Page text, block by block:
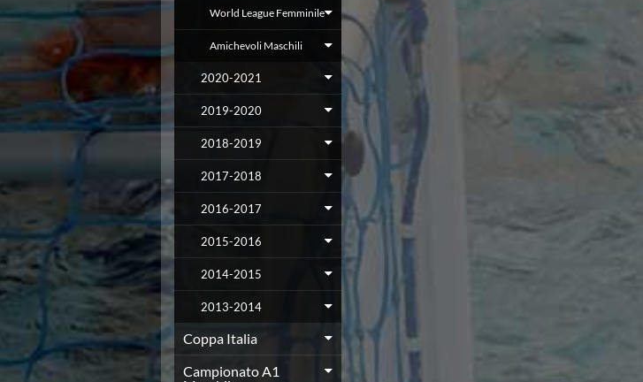
Flash News
Waterpolo Channel
Tuffi
Eventi
Norme e documenti
Risultati e Classifiche
Azzurri
News
Flash News
Artistico
Eventi
Norme e documenti
Risultati e Classifiche
Azzurri
News
Flash News
Fondo
Eventi
Grand Prix
World League Femminile
Amichevoli Maschili
2020-2021
2019-2020
2018-2019
2017-2018
2016-2017
2015-2016
2014-2015
2013-2014
Coppa Italia
Campionato A1